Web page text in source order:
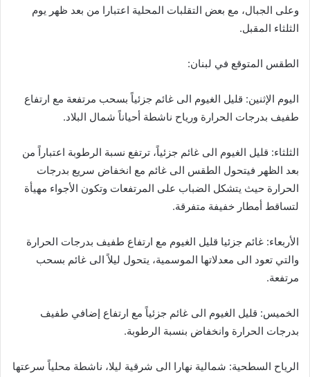
وعلى الجبال، مع بعض التقلبات المحلية اعتبارا من بعد ظهر يوم
الثلثاء المقبل.
الطقس المتوقع في لبنان:
اليوم الإثنين: قليل الغيوم الى غائم جزئياً بسحب مرتفعة مع ارتفاع
طفيف بدرجات الحرارة ورياح ناشطة أحياناً شمال البلاد.
الثلثاء: قليل الغيوم الى غائم جزئياً، ترتفع نسبة الرطوبة اعتباراً من
بعد الظهر فيتحول الطقس الى غائم مع انخفاض سريع بدرجات
الحرارة حيث يتشكل الضباب على المرتفعات وتكون الأجواء مهيأة
لتساقط أمطار خفيفة متفرقة.
الأربعاء: غائم جزئيا قليل الغيوم مع ارتفاع طفيف بدرجات الحرارة
والتي تعود الى معدلاتها الموسمية، يتحول ليلاً الى غائم بسحب
مرتفعة.
الخميس: قليل الغيوم الى غائم جزئياً مع ارتفاع إضافي طفيف
بدرجات الحرارة وانخفاض بنسبة الرطوبة.
الرياح السطحية: شمالية نهارا الى شرقية ليلا، ناشطة محلياً سرعتها